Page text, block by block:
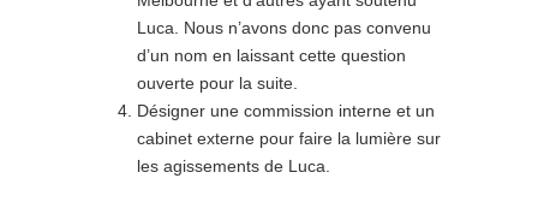
Luca. Nous n’avons donc pas convenu
d’un nom en laissant cette question
ouverte pour la suite.
Désigner une commission interne et un
cabinet externe pour faire la lumière sur
les agissements de Luca.